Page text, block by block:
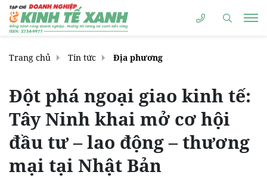
Trang chủ Tin tức Địa phương
Đột phá ngoại giao kinh tế:
Tây Ninh khai mở cơ hội
đầu tư – lao động – thương
mại tại Nhật Bản